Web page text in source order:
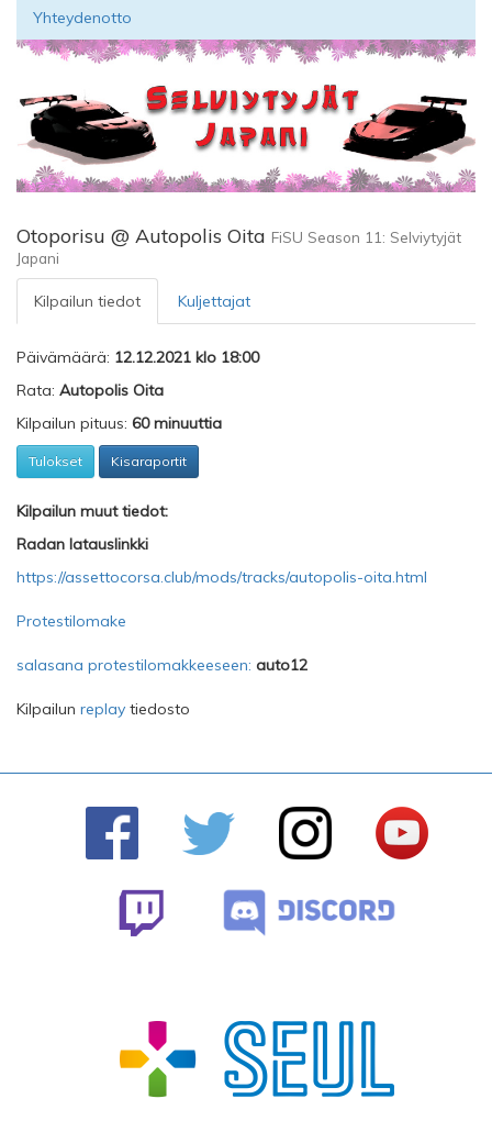
Yhteydenotto
Otoporisu @ Autopolis Oita FiSU Season 11: Selviytyjät
Japani
Kilpailun tiedot Kuljettajat
Päivämäärä: 12.12.2021 klo 18:00
Rata: Autopolis Oita
Kilpailun pituus: 60 minuuttia
Tulokset Kisaraportit
Kilpailun muut tiedot:
Radan latauslinkki
https://assettocorsa.club/mods/tracks/autopolis-oita.html
Protestilomake
salasana protestilomakkeeseen: auto12
Kilpailun replay tiedosto